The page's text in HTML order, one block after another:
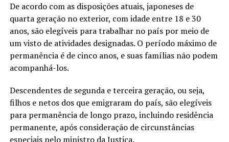
De acordo com as disposições atuais, japoneses de
quarta geração no exterior, com idade entre 18 e 30
anos, são elegíveis para trabalhar no país por meio de
um visto de atividades designadas. O período máximo de
permanência é de cinco anos, e suas famílias não podem
acompanhá-los.
Descendentes de segunda e terceira geração, ou seja,
filhos e netos dos que emigraram do país, são elegíveis
para permanência de longo prazo, incluindo residência
permanente, após consideração de circunstâncias
especiais pelo ministro da Justiça.